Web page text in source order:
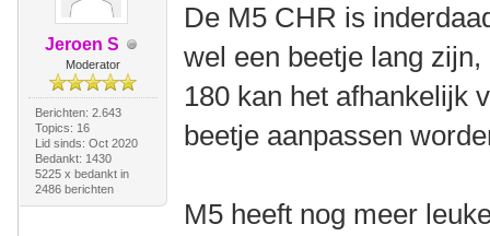
Jeroen S
Moderator
Berichten: 2.643
Topics: 16
Lid sinds: Oct 2020
Bedankt: 1430
5225 x bedankt in
2486 berichten
De M5 CHR is
wel een beetje lang
180 kan het afhankelijk
beetje aanpassen
M5 heeft nog meer